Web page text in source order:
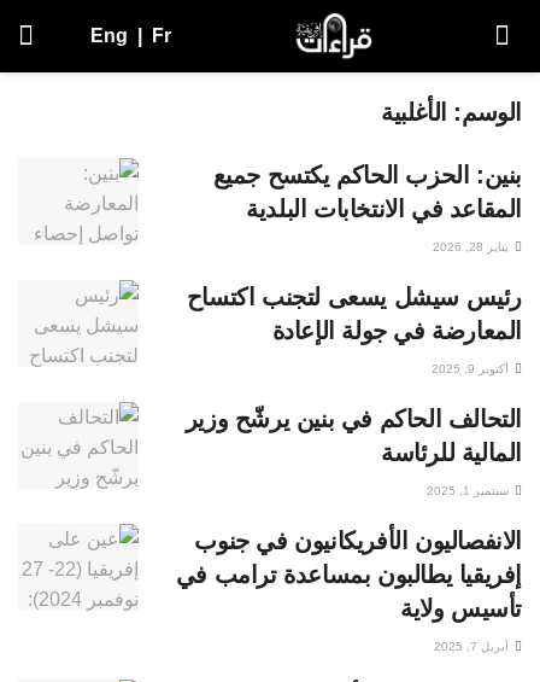
Eng Fr
الوسم: الأغلبية
بنين: الحزب الحاكم يكتسح جميع
المقاعد في الانتخابات البلدية
يناير 28, 2026
رئيس سيشل يسعى لتجنب اكتساح
المعارضة في جولة الإعادة
أكتوبر 9, 2025
التحالف الحاكم في بنين يرشّح وزير
المالية للرئاسة
سبتمبر 1, 2025
الانفصاليون الأفريكانيون في جنوب
إفريقيا يطالبون بمساعدة ترامب في
تأسيس ولاية
أبريل 7, 2025